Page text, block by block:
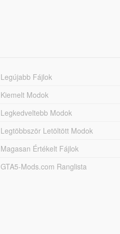
Legújabb Fájlok
Kiemelt Modok
Legkedveltebb Modok
Legtöbbször Letöltött Modok
Magasan Értékelt Fájlok
GTA5-Mods.com Ranglista